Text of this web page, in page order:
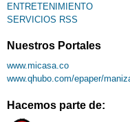
ENTRETENIMIENTO
SERVICIOS RSS
Nuestros Portales
www.micasa.co
www.qhubo.com/epaper/
Hacemos parte de: